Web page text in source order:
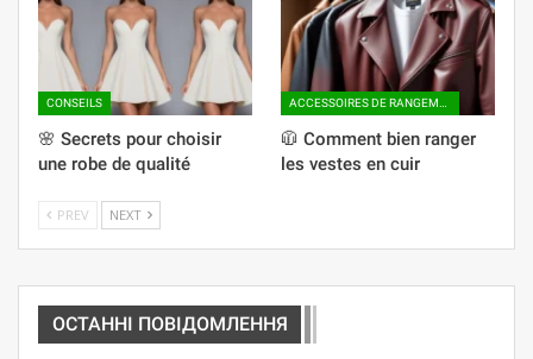
CONSEILS
🌸 Secrets pour choisir
une robe de qualité
🧥 Comment bien ranger
les vestes en cuir
PREV NEXT
ОСТАННІ ПОВІДОМЛЕННЯ